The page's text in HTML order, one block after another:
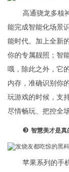
高通骁龙多核
能完成智能化场景
能时代。加上全新
你的专属靓照；智
哦，除此之外，它
内存，准确识别你
玩游戏的时候，支
尽情畅玩、把控全场
❸ 智慧美才是真
苹果系列的手